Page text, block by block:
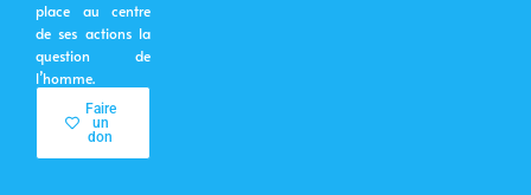
place au centre
de ses actions la
question de
l’homme.
Faire
un
don